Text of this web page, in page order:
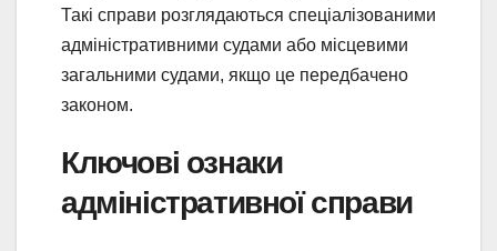
Такі справи розглядаються спеціалізованими
адміністративними судами або місцевими
загальними судами, якщо це передбачено
законом.
Ключові ознаки
адміністративної справи